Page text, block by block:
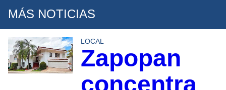
MÁS NOTICIAS
LOCAL
Zapopan
concentra